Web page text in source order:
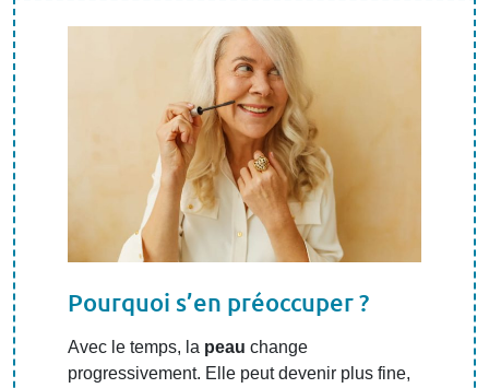
Pourquoi s’en préoccuper ?
Avec le temps, la peau change
progressivement. Elle peut devenir plus fine,